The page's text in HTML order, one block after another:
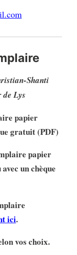
Shanti
Lys
papier
gratuit (PDF)
papier
un chèque
ici.
vos choix.